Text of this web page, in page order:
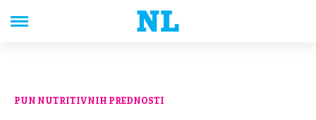
PUN NUTRITIVNIH PREDNOSTI